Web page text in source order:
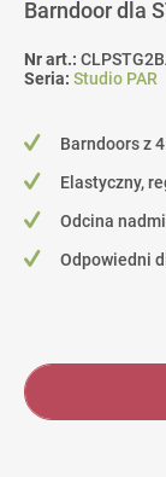
Barndoor dla
Nr art.:
Seria: Studio PAR
Barndoors z
Elastyczny,
Odcina
Odpowiedni